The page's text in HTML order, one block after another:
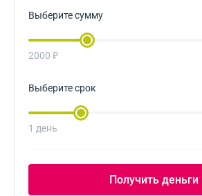
Выберите сумму
2000 ₽
Выберите срок
1 день